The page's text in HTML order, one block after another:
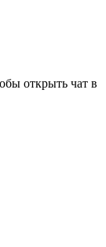
открыть чат в